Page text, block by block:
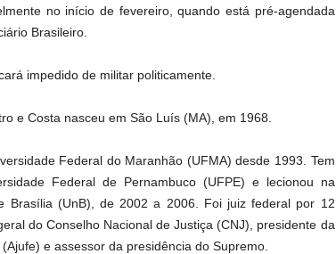
no início de fevereiro, quando está pré-agendada
Brasileiro.
impedido de militar politicamente.
e Costa nasceu em São Luís (MA), em 1968.
Federal do Maranhão (UFMA) desde 1993. Tem
Federal de Pernambuco (UFPE) e lecionou na
Brasília (UnB), de 2002 a 2006. Foi juiz federal por 12
do Conselho Nacional de Justiça (CNJ), presidente da
e assessor da presidência do Supremo.